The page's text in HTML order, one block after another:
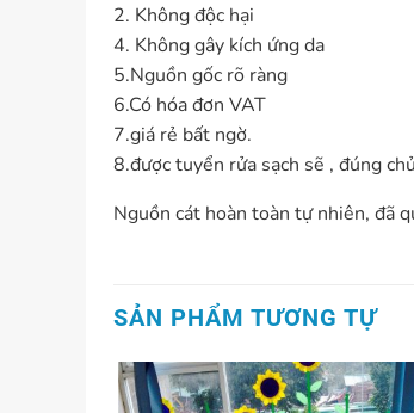
2. Không độc hại
4. Không gây kích ứng da
5.Nguồn gốc rõ ràng
6.Có hóa đơn VAT
7.giá rẻ bất ngờ.
8.được tuyển rửa sạch sẽ , đúng
Nguồn cát hoàn toàn tự nhiên, đã
SẢN PHẨM TƯƠNG TỰ